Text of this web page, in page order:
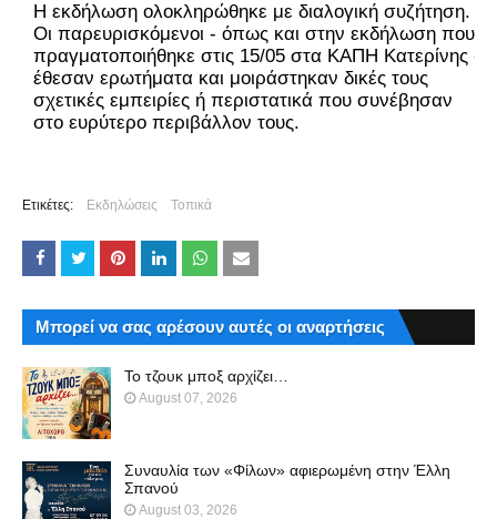
Η εκδήλωση ολοκληρώθηκε με διαλογική συζήτηση.
Οι παρευρισκόμενοι - όπως και στην εκδήλωση που
πραγματοποιήθηκε στις 15/05 στα ΚΑΠΗ Κατερίνης -
έθεσαν ερωτήματα και μοιράστηκαν δικές τους
σχετικές εμπειρίες ή περιστατικά που συνέβησαν
στο ευρύτερο περιβάλλον τους.
Ετικέτες: Εκδηλώσεις Τοπικά
Μπορεί να σας αρέσουν αυτές οι αναρτήσεις
Το τζουκ μπoξ αρχίζει…
August 07, 2026
Συναυλία των «Φίλων» αφιερωμένη στην Έλλη
Σπανού
August 03, 2026